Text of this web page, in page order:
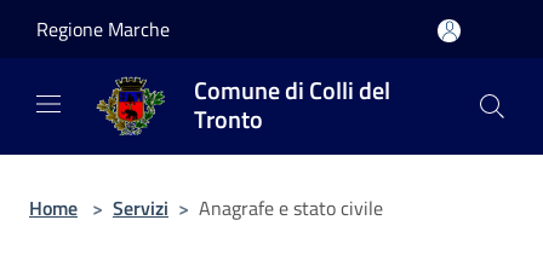
Regione Marche
Comune di Colli del
Tronto
Home > Servizi > Anagrafe e stato civile